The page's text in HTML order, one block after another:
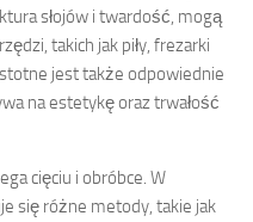
słojów i twardość, mogą
takich jak piły, frezarki
jest także odpowiednie
na estetykę oraz trwałość
cięciu i obróbce. W
się różne metody, takie jak